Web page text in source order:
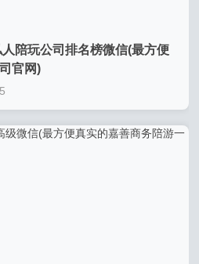
陪玩公司排名榜微信(最方便
官网)